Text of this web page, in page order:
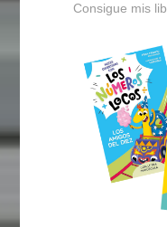
Consigue mis